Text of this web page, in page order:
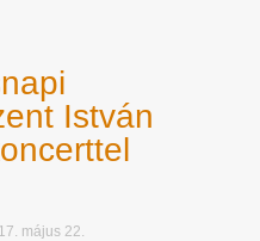
István
május 22.